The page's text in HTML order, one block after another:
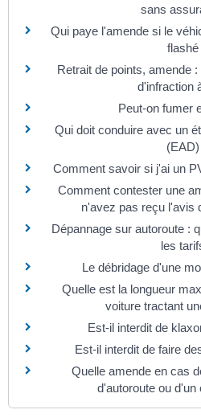
sans
Qui paye l'amende si le
flashé
Retrait de points, amende
d'infraction
Peut-on fumer
Qui doit conduire avec un
Comment savoir si j'ai un
Comment contester une
n'avez pas reçu l'avis
Dépannage sur autoroute :
les
Le débridage d'une
Quelle est la longueur
voiture tractant
Est-il interdit de
Est-il interdit de faire
Quelle amende en cas
d'autoroute ou d'un